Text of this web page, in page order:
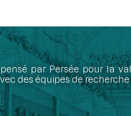
par Persée pour la
des équipes de